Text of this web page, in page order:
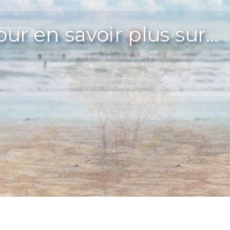
en savoir plus sur...